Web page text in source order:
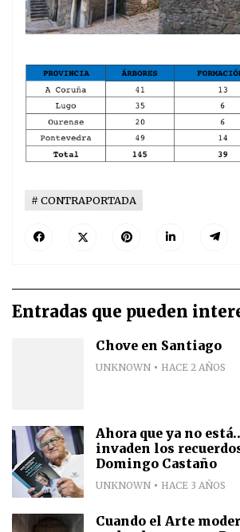
CONTRAPORTADA
Entradas que pueden
Chove en Santiago
UNKNOWN HACE 2 AÑOS
Ahora que ya no
invaden los
Domingo Castaño
UNKNOWN HACE 3 AÑOS
Cuando el Arte